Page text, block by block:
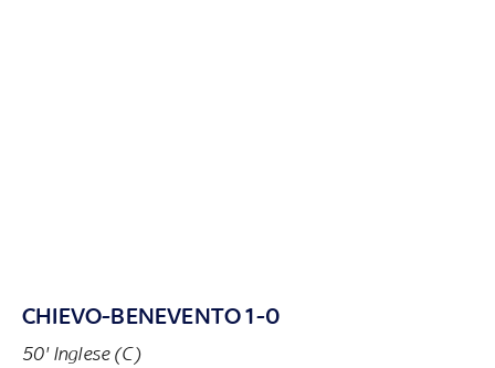
CHIEVO-BENEVENTO 1-0
50' Inglese (C)